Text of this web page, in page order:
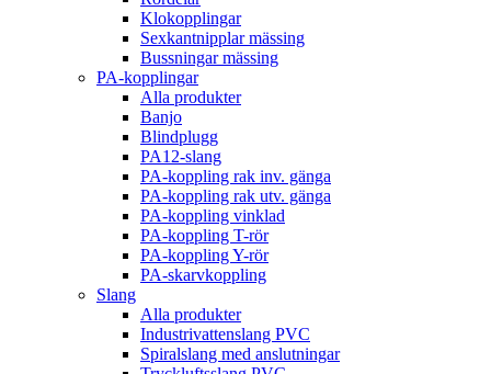
Klokopplingar
Sexkantnipplar mässing
Bussningar mässing
PA-kopplingar
Alla produkter
Banjo
Blindplugg
PA12-slang
PA-koppling rak inv. gänga
PA-koppling rak utv. gänga
PA-koppling vinklad
PA-koppling T-rör
PA-koppling Y-rör
PA-skarvkoppling
Slang
Alla produkter
Industrivattenslang PVC
Spiralslang med anslutningar